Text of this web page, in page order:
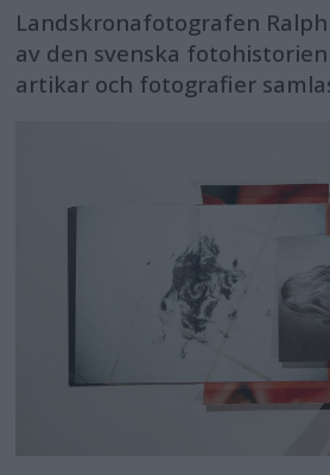
Landskronafotografen
av den svenska
artikar och fotografier